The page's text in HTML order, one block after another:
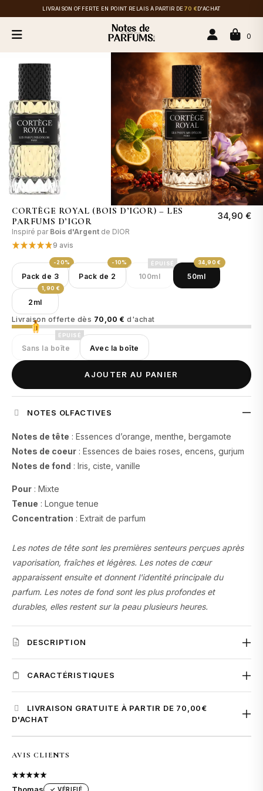
LIVRAISON OFFERTE EN POINT RELAIS À PARTIR DE 70 €D'ACHAT
0
CORTÈGE ROYAL (BOIS D’IGOR) – LES
PARFUMS D’IGOR
34,90 €
Inspiré par Bois d'Argent de DIOR
9 avis
Pack de 3
-20%
Pack de 2
-10%
100ml
ÉPUISÉ
50ml
34,90 €
2ml
1,90 €
Livraison offerte dès 70,00 € d'achat
Sans la boîte
ÉPUISÉ
Avec la boîte
AJOUTER AU PANIER
NOTES OLFACTIVES
Notes de tête : Essences d’orange, menthe, bergamote
Notes de coeur : Essences de baies roses, encens, gurjum
Notes de fond : Iris, ciste, vanille
Pour : Mixte
Tenue : Longue tenue
Concentration : Extrait de parfum
Les notes de tête sont les premières senteurs perçues après
vaporisation, fraîches et légères. Les notes de cœur
apparaissent ensuite et donnent l'identité principale du
parfum. Les notes de fond sont les plus profondes et
durables, elles restent sur la peau plusieurs heures.
DESCRIPTION
d'Igor, est l'un des best-sellers des
. En
2022, le nom a changé, mais pas la formule : même odeur,
même tenue, même qualité.
Inspiré duBois d'Argent de Dior,Cortège Royalen capture
Cortège Royals'ouvre sur une fraîcheur éclatante
CARACTÉRISTIQUES
Tenue: 8 à 12 heures
Genre: Mixte (femme & homme)
Saisons recommandées
Occasions: Soirée, rendez-vous, occasions spéciales
LIVRAISON GRATUITE À PARTIR DE 70,00€
D'ACHAT
France et la Belgique.
En dessous de ce montant, les frais de livraison sont calculés
AVIS CLIENTS
✓ VÉRIFIÉ